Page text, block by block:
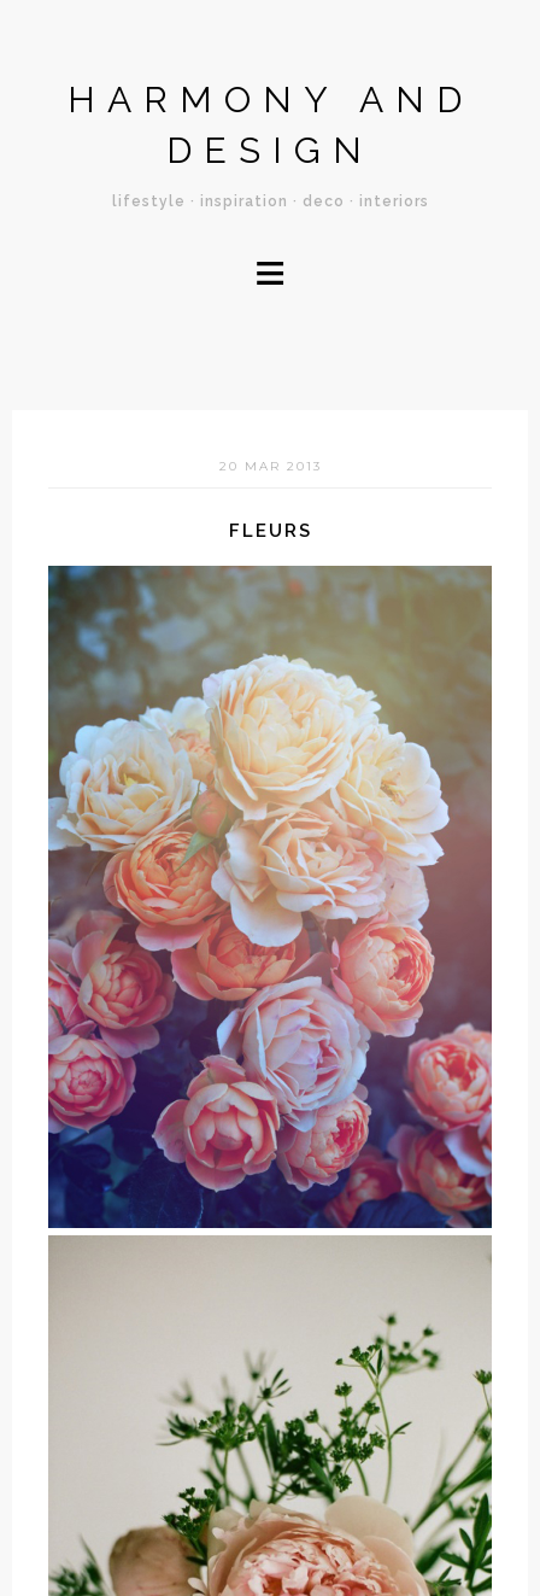
HARMONY AND
DESIGN
lifestyle · inspiration · deco · interiors
≡
20 MAR 2013
FLEURS